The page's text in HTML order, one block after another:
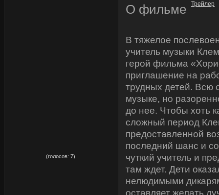
О фильме
В тяжелое
учитель музыки
герой фильма
приглашение на
трудных детей. Всю
музыке, но
до нее. Чтобы хоть
сложный период
предоставленной
последний шанс и
чуткий учитель и
там ждет. Дети
нелюдимыми
оставляет желать
(голосов: 7)
Трейлер